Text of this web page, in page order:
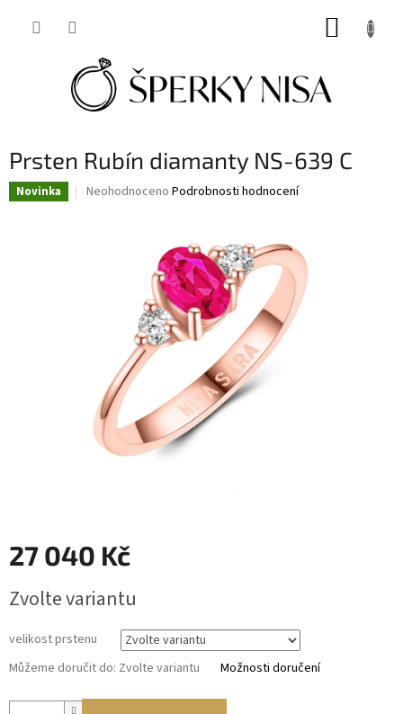
Prsten Rubín diamanty NS-639 C
Novinka
Průměrné
hvězdiček.
Neohodnoceno Podrobnosti hodnocení
27 040 Kč
cena:
Zvolte variantu
velikost prstenu
Můžeme doručit do: Zvolte variantu Možnosti doručení